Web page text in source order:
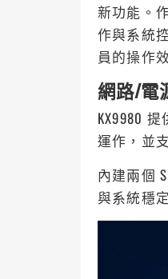
新功能。
作與系統
員的操作
網路/電
KX9980
運作，並
內建兩個
與系統穩